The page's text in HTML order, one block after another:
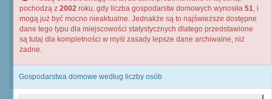
pochodzą z 2002 roku, gdy liczba gospodarstw domowych wynosiła 51, i
mogą już być mocno nieaktualne. Jednakże są to najświeższe dostępne
dane tego typu dla miejscowości statystycznych dlatego przedstawione
są tutaj dla kompletności w myśl zasady lepsze dane archiwalne, niż
żadne.
Gospodarstwa domowe według liczby osób